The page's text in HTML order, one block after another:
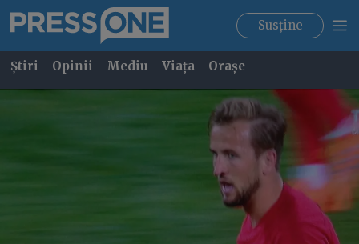
Susține
Știri Opinii Mediu Viața Orașe